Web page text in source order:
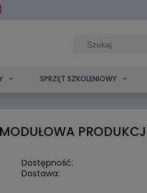
SPRZĘT SZKOLENIOWY
Dostępność:
Dostawa: